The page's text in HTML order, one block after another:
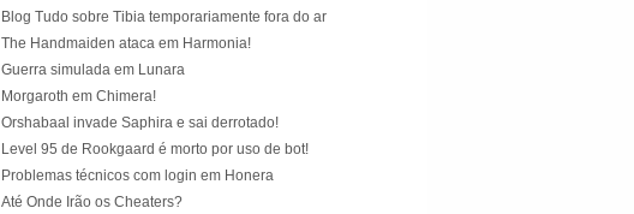
Blog Tudo sobre Tibia temporariamente fora do ar
The Handmaiden ataca em Harmonia!
Guerra simulada em Lunara
Morgaroth em Chimera!
Orshabaal invade Saphira e sai derrotado!
Level 95 de Rookgaard é morto por uso de bot!
Problemas técnicos com login em Honera
Até Onde Irão os Cheaters?